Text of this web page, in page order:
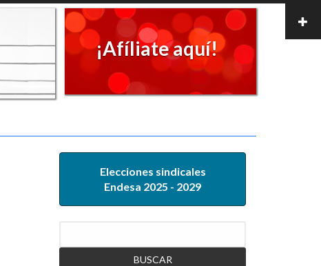
¡Afíliate aquí!
Elecciones sindicales
Endesa 2025 - 2029